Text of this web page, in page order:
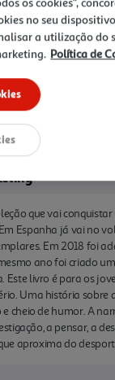
do
que vai
Espanha já vai no
Em 2018 foi
ano foi criado
Este livro é para os
Uma história sobre
cheio de humor. A
a pensar, a
aproxima do
no seu
a utilização do
Política de